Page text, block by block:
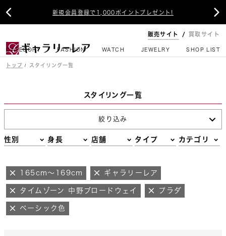
新規会員登録で1,000ポイントプレゼント!
 
販売サイト 買取サイト
CATEGORY FASHION WATCH JEWELRY SHOP LIST
トップ スタイリング一覧
スタイリング一覧
絞り込み
性別 身長 店舗 タイプ カテゴリ
165cm～169cm ギャラリーレア
タイムゾーン 中野ブロードウェイ プラダ
ベーシック色